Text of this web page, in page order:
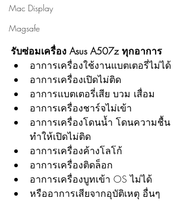
Mac Display
Magsafe
รับซ่อมเครื่อง Asus A507z ทุกอาการ
อาการเครื่องใช้งานแบตเตอรี่ไม่ได้
อาการเครื่องเปิดไม่ติด
อาการแบตเตอรี่เสีย บวม เสื่อม
อาการเครื่องชาร์จไม่เข้า
อาการเครื่องโดนน้ำ โดนความชื้น
ทำให้เปิดไม่ติด
อาการเครื่องค้างโลโก้
อาการเครื่องติดล็อก
อาการเครื่องบูทเข้า OS ไม่ได้
หรืออาการเสียจากอุบัติเหตุ อื่นๆ